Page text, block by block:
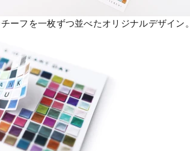
ーフを一枚ずつ並べたオリジナルデザイン。